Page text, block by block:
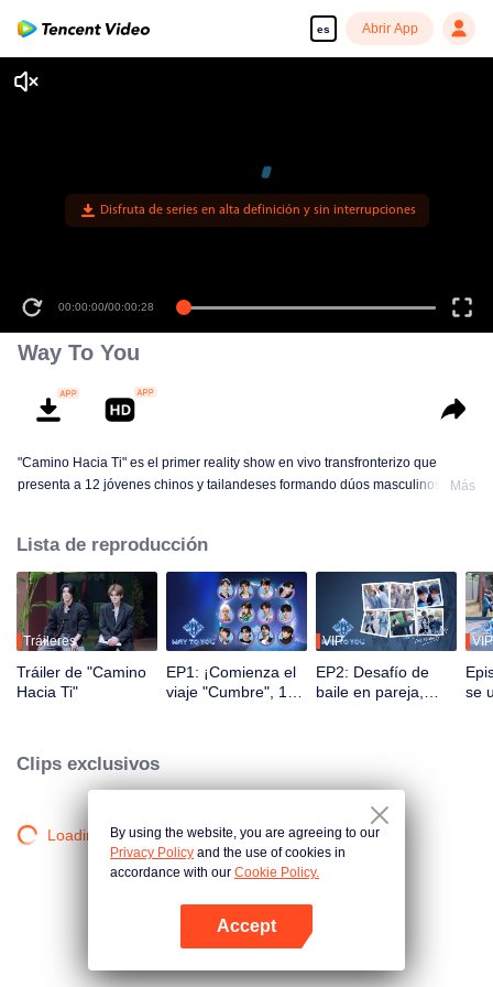
es Abrir App
Disfruta de series en alta definición y sin interrupciones
00:00:00/00:00:28
Way To You
"Camino Hacia Ti" es el primer reality show en vivo transfronterizo que
presenta a 12 jóvenes chinos y tailandeses formando dúos masculinos.
multiplataforma. Los espectadores participan directamente en el desarrollo
de sus ídolos a través de votaciones y apoyo, observando el viaje desde el
primer encuentro hasta la perfecta sincronía. La pareja más popular con la
mejor química debutará finalmente en el escenario global.
Más
Lista de reproducción
Tráileres
Tráiler de "Camino
Hacia Ti"
EP1: ¡Comienza el
viaje "Cumbre", 12
VIP
EP2: Desafío de
baile en pareja,
VIP
se
Clips exclusivos
Loading…By using the website, you are agreeing to our
Privacy Policy and the use of cookies in
accordance with our Cookie Policy.
Accept